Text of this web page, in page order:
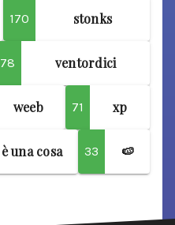
170 stonks
78 ventordici
weeb 71 xp
è una cosa 33 🍉